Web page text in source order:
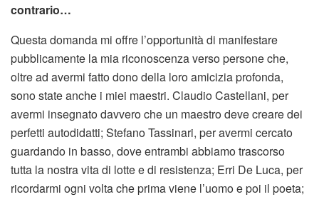
contrario…
Questa domanda mi offre l’opportunità di manifestare
pubblicamente la mia riconoscenza verso persone che,
oltre ad avermi fatto dono della loro amicizia profonda,
sono state anche i miei maestri. Claudio Castellani, per
avermi insegnato davvero che un maestro deve creare dei
perfetti autodidatti; Stefano Tassinari, per avermi cercato
guardando in basso, dove entrambi abbiamo trascorso
tutta la nostra vita di lotte e di resistenza; Erri De Luca, per
ricordarmi ogni volta che prima viene l’uomo e poi il poeta;